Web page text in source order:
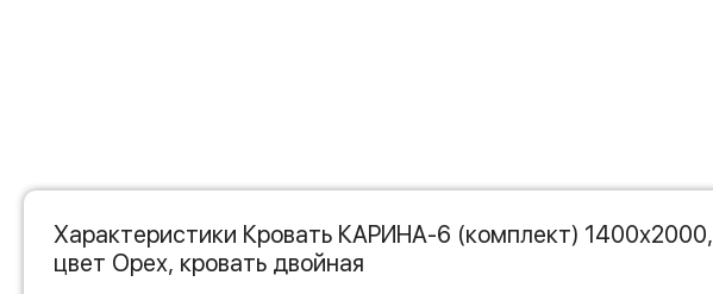
Характеристики Кровать КАРИНА-6 (комплект) 1400х2000,
цвет Орех, кровать двойная